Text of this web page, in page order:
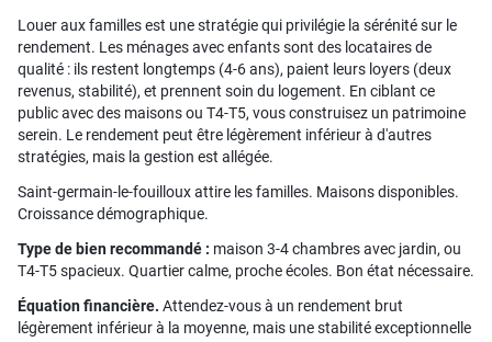
Louer aux familles est une stratégie qui privilégie la sérénité sur le
rendement. Les ménages avec enfants sont des locataires de
qualité : ils restent longtemps (4-6 ans), paient leurs loyers (deux
revenus, stabilité), et prennent soin du logement. En ciblant ce
public avec des maisons ou T4-T5, vous construisez un patrimoine
serein. Le rendement peut être légèrement inférieur à d'autres
stratégies, mais la gestion est allégée.
Saint-germain-le-fouilloux attire les familles. Maisons disponibles.
Croissance démographique.
Type de bien recommandé : maison 3-4 chambres avec jardin, ou
T4-T5 spacieux. Quartier calme, proche écoles. Bon état nécessaire.
Équation financière. Attendez-vous à un rendement brut
légèrement inférieur à la moyenne, mais une stabilité exceptionnelle